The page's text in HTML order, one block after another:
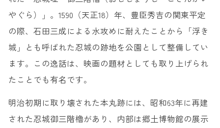
やぐら）」。1590（天正18）年、豊臣秀吉の関東平定
の際、石田三成による水攻めに耐えたことから「浮き
城」とも呼ばれた忍城の跡地を公園として整備してい
ます。この逸話は、映画の題材としても取り上げられ
たことでも有名です。
明治初期に取り壊された本丸跡には、昭和63年に再建
された忍城御三階櫓があり、内部は郷土博物館の展示